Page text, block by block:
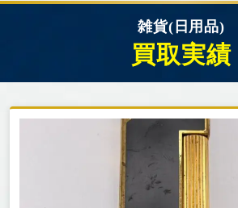
雑貨(日用品)
買取実績